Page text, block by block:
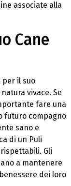
associate alla
Cane
per il suo
vivace. Se
fare una
futuro compagno
sano e
di un Puli
Gli
a mantenere
dei loro